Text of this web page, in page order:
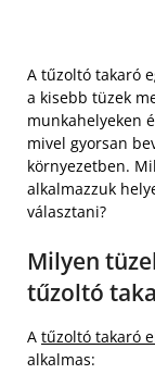
A tűzoltó takaró
a kisebb tüzek
munkahelyeken
mivel gyorsan
környezetben.
alkalmazzuk
választani?
Milyen
tűzoltó
A tűzoltó takaró
alkalmas: